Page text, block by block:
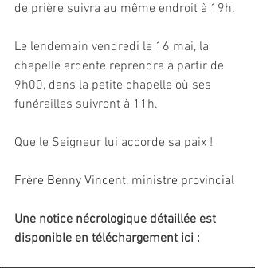
de prière suivra au même endroit à 19h.
Le lendemain vendredi le 16 mai, la
chapelle ardente reprendra à partir de
9h00, dans la petite chapelle où ses
funérailles suivront à 11h.
Que le Seigneur lui accorde sa paix !
Frère Benny Vincent, ministre provincial
Une notice nécrologique détaillée est
disponible en téléchargement ici :